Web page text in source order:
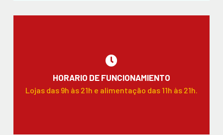
HORARIO DE FUNCIONAMIENTO
Lojas das 9h às 21h e alimentação das 11h às 21h.